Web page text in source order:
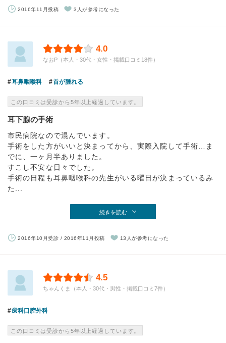
2016年11月投稿 3人が参考になった
4.0
なおP（本人・30代・女性・掲載口コミ18件）
耳鼻咽喉科 首が腫れる
この口コミは受診から5年以上経過しています。
耳下腺の手術
市民病院なので混んでいます。
手術をした方がいいと決まってから、実際入院して手術…ま
でに、一ヶ月半ありました。
すこし不安な日々でした。
手術の日程も耳鼻咽喉科の先生がいる曜日が決まっているみ
た...
続きを読む
2016年10月受診 / 2016年11月投稿 13人が参考になった
4.5
ちゃんくま（本人・30代・男性・掲載口コミ7件）
歯科口腔外科
この口コミは受診から5年以上経過しています。